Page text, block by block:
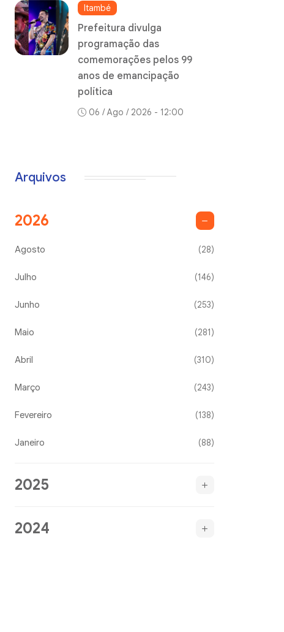
Itambé
Prefeitura divulga
programação das
comemorações pelos 99
anos de emancipação
política
06 / Ago / 2026 - 12:00
Arquivos
2026
Agosto (28)
Julho (146)
Junho (253)
Maio (281)
Abril (310)
Março (243)
Fevereiro (138)
Janeiro (88)
2025
2024